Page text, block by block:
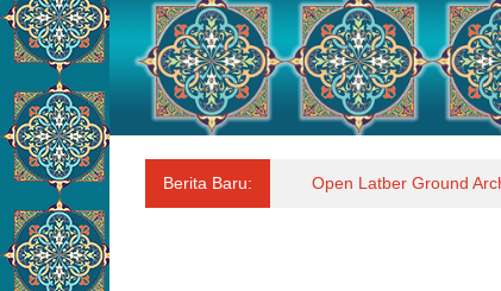
Berita Baru: Open Latber Ground